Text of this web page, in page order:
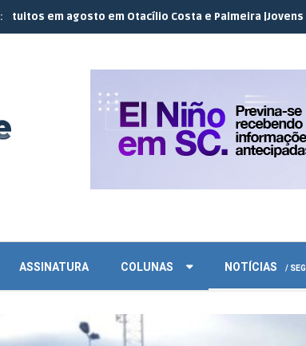
em Otacílio Costa e Palmeira |Jovens fortalecem
ASSINATURA COLUNAS NOTÍCIAS /